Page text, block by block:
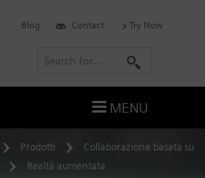
Prodotti
Collaborazione basata su
Realtà aumentata
Siemens
Blog Contact Try Now
r
c
h
MENU